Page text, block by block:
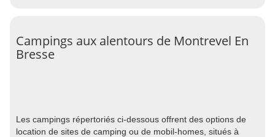
Campings aux alentours de Montrevel En
Bresse
Les campings répertoriés ci-dessous offrent des options de
location de sites de camping ou de mobil-homes, situés à